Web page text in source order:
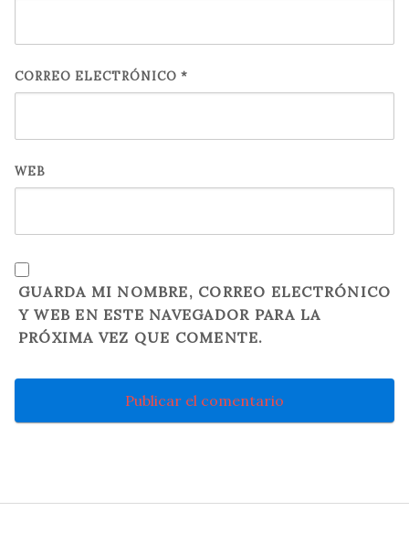
CORREO ELECTRÓNICO *
WEB
GUARDA MI NOMBRE, CORREO ELECTRÓNICO
Y WEB EN ESTE NAVEGADOR PARA LA
PRÓXIMA VEZ QUE COMENTE.